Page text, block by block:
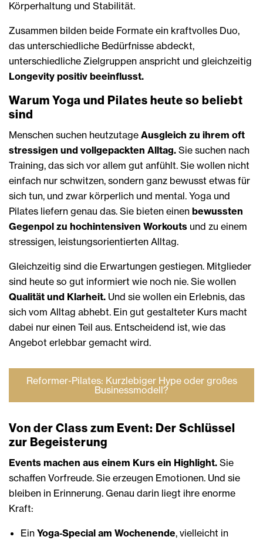
Körperhaltung und Stabilität.
Zusammen bilden beide Formate ein kraftvolles Duo,
das unterschiedliche Bedürfnisse abdeckt,
unterschiedliche Zielgruppen anspricht und gleichzeitig
Longevity positiv beeinflusst.
Warum Yoga und Pilates heute so beliebt
sind
Menschen suchen heutzutage Ausgleich zu ihrem oft
stressigen und vollgepackten Alltag. Sie suchen nach
Training, das sich vor allem gut anfühlt. Sie wollen nicht
einfach nur schwitzen, sondern ganz bewusst etwas für
sich tun, und zwar körperlich und mental. Yoga und
Pilates liefern genau das. Sie bieten einen bewussten
Gegenpol zu hochintensiven Workouts und zu einem
stressigen, leistungsorientierten Alltag.
Gleichzeitig sind die Erwartungen gestiegen. Mitglieder
sind heute so gut informiert wie noch nie. Sie wollen
Qualität und Klarheit. Und sie wollen ein Erlebnis, das
sich vom Alltag abhebt. Ein gut gestalteter Kurs macht
dabei nur einen Teil aus. Entscheidend ist, wie das
Angebot erlebbar gemacht wird.
Reformer-Pilates: Kurzlebiger Hype oder großes
Businessmodell?
Von der Class zum Event: Der Schlüssel
zur Begeisterung
Events machen aus einem Kurs ein Highlight. Sie
schaffen Vorfreude. Sie erzeugen Emotionen. Und sie
bleiben in Erinnerung. Genau darin liegt ihre enorme
Kraft:
Ein Yoga‑Special am Wochenende, vielleicht in